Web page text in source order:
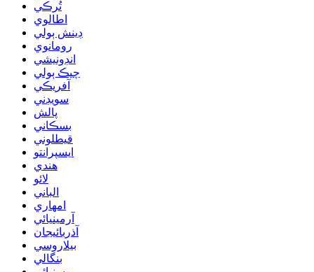
تُرڪي
اطالوي
ڊينش ٻولي
رومانوي
انڊونيشي
چيڪ ٻولي
آفريڪي
سويڊني
پالش
بسڪاني
قيطلوني
ايسپرانتو
هندي
لائو
الباني
امهاري
آرمينيائي
آذربائيجان
بيلاروسي
بنگالي